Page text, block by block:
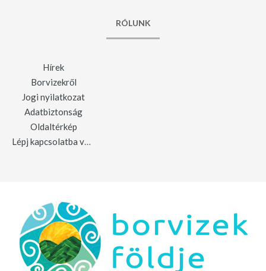
RÓLUNK
Hírek
Borvizekről
Jogi nyilatkozat
Adatbiztonság
Oldaltérkép
Lépj kapcsolatba velünk